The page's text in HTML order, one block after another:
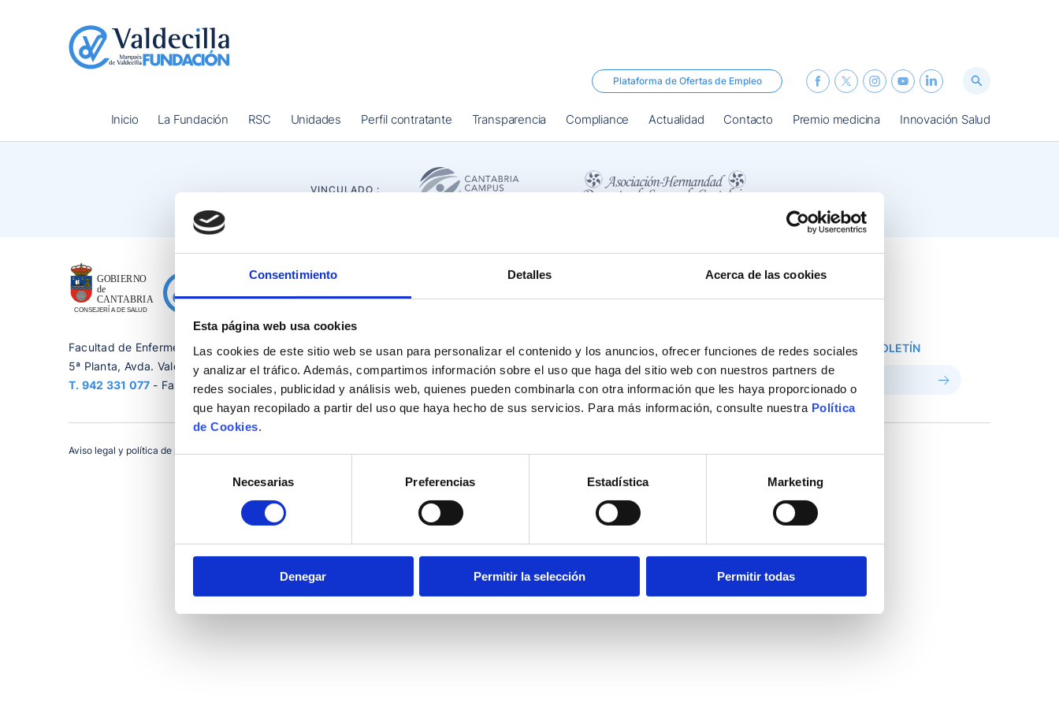
Consentimiento Detalles Acerca de las cookies
Esta página web usa cookies
Las cookies de este sitio web se usan para personalizar el contenido y los anuncios, ofrecer funciones de redes sociales
y analizar el tráfico. Además, compartimos información sobre el uso que haga del sitio web con nuestros partners de
redes sociales, publicidad y análisis web, quienes pueden combinarla con otra información que les haya proporcionado o
que hayan recopilado a partir del uso que haya hecho de sus servicios. Para más información, consulte nuestra Política
de Cookies.
consentimiento
Necesarias Preferencias Estadística Marketing
Denegar Permitir la selección Permitir todas
Plataforma de Ofertas de Empleo
Inicio La Fundación RSC Unidades Perfil contratante Transparencia Compliance Actualidad Contacto Premio medicina Innovación Salud
VINCULADO :
Facultad de Enfermería
5ª Planta, Avda. Valdecilla s/n, CP:39008 Santander, Cantabria
T. 942 331 077 - Fax. 942 344 000 Portal del empleado
SUBSCRÍBETE AL BOLETÍN
Aviso legal y política de privacidad